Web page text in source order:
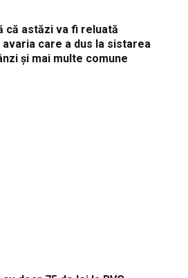
că astăzi va fi reluată
care a dus la sistarea
și mai multe comune